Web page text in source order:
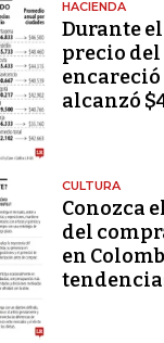
HACIENDA
Durante
precio del
encareció
alcanzó
CULTURA
Conozca
del
en